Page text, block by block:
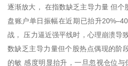
逐渐放大， 在指数缺乏主导力量 但个
盘账户单日振幅在近期已抬升
战， 压力逼近强平线时，心理崩溃导
数缺乏主导力量但个股热点偶现的阶
的敏 感度明显抬升，一旦忽视仓位